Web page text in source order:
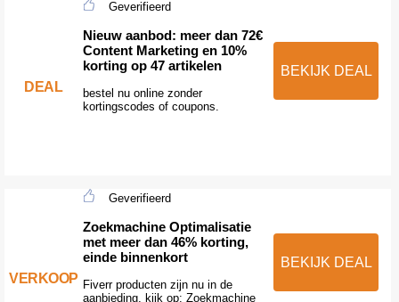
DEAL
Geverifieerd
Nieuw aanbod: meer dan 72€
Content Marketing en 10%
korting op 47 artikelen
bestel nu online zonder
kortingscodes of coupons.
BEKIJK DEAL
VERKOOP
Geverifieerd
Zoekmachine Optimalisatie
met meer dan 46% korting,
einde binnenkort
Fiverr producten zijn nu in de
aanbieding, kijk op: Zoekmachine
BEKIJK DEAL